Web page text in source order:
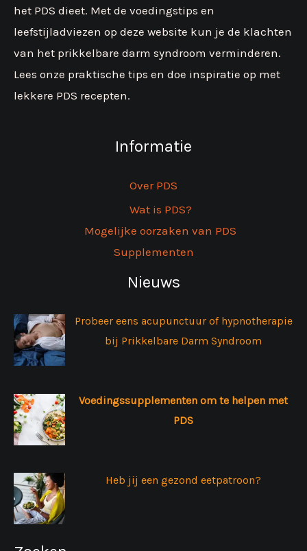
het PDS dieet. Met de voedingstips en
leefstijladviezen op deze website kun je de klachten
van het prikkelbare darm syndroom verminderen.
Lees onze praktische tips en doe inspiratie op met
lekkere PDS recepten.
Informatie
Over PDS
Wat is PDS?
Mogelijke oorzaken van PDS
Supplementen
Nieuws
Probeer eens acupunctuur of hypnotherapie
bij Prikkelbare Darm Syndroom
Voedingssupplementen om te helpen met
PDS
Heb jij een gezond eetpatroon?